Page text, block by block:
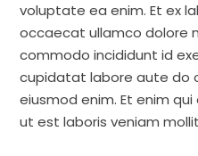
voluptate ea enim. Et ex
occaecat ullamco dolore
commodo incididunt id
cupidatat labore aute do
eiusmod enim. Et enim
ut est laboris veniam